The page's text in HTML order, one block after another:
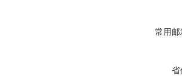
常用邮
省